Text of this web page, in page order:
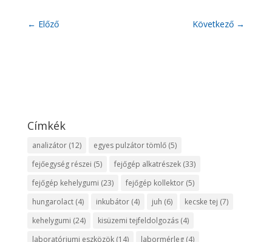
← Előző Következő →
Címkék
analizátor(12) egyes pulzátor tömlő(5)
fejőegység részei (5) fejőgép alkatrészek(33)
fejőgép kehelygumi (23) fejőgép kollektor(5)
hungarolact(4) inkubátor(4) juh (6) kecske tej (7)
kehelygumi (24) kisüzemi tejfeldolgozás(4)
laboratóriumi eszközök(14) labormérleg(4)